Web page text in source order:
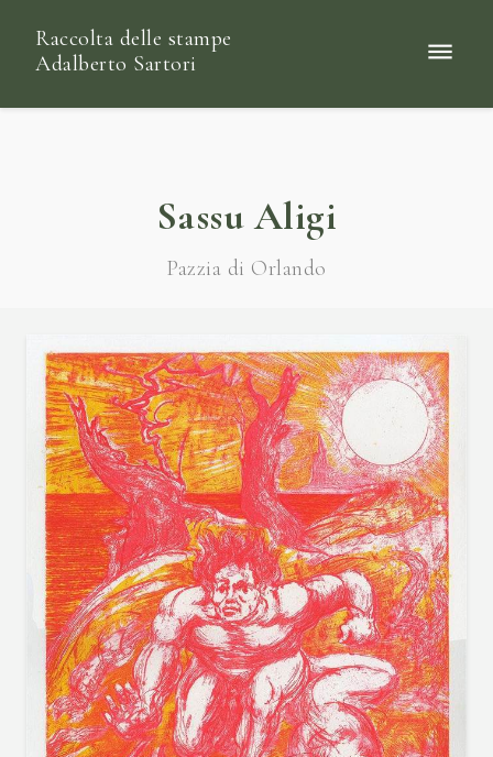
Raccolta delle stampe
Adalberto Sartori
Sassu Aligi
Pazzia di Orlando